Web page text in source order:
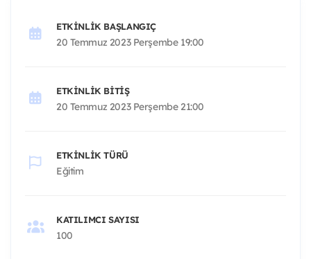
ETKINLIK BAŞLANGIÇ
20 Temmuz 2023 Perşembe 19:00
ETKINLIK BITIŞ
20 Temmuz 2023 Perşembe 21:00
ETKINLIK TÜRÜ
Eğitim
KATILIMCI SAYISI
100